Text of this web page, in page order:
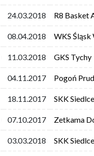
24.03.2018 R8 Basket
08.04.2018 WKS Śląsk
11.03.2018 GKS Tychy
04.11.2017 Pogoń
18.11.2017 SKK Siedlce
07.10.2017 Zetkama
03.03.2018 SKK Siedlce
24.03.2018 R8 Basket
08.04.2018 WKS Śląsk
11.03.2018 GKS Tychy
04.11.2017 Pogoń
18.11.2017 SKK Siedlce
07.10.2017 Zetkama
03.03.2018 SKK Siedlce